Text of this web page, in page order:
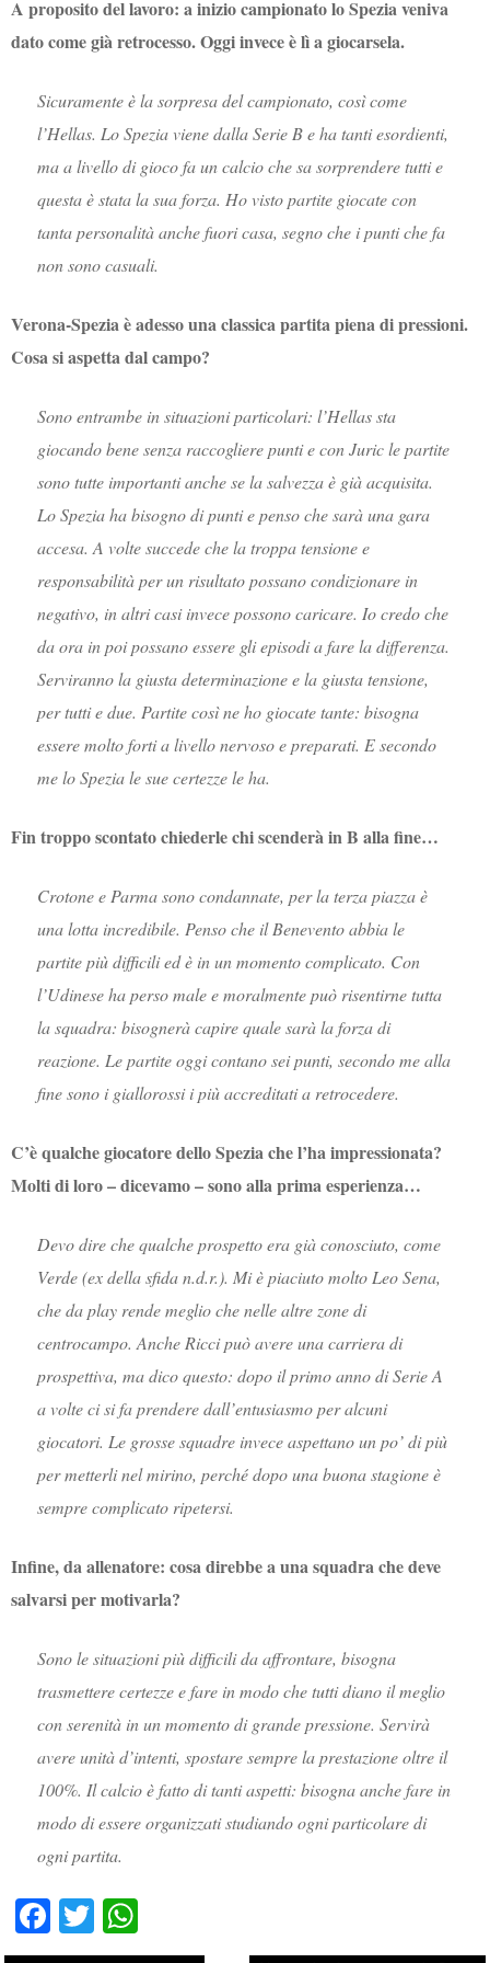
A proposito del lavoro: a inizio campionato lo Spezia veniva
dato come già retrocesso. Oggi invece è lì a giocarsela.
Sicuramente è la sorpresa del campionato, così come
l’Hellas. Lo Spezia viene dalla Serie B e ha tanti esordienti,
ma a livello di gioco fa un calcio che sa sorprendere tutti e
questa è stata la sua forza. Ho visto partite giocate con
tanta personalità anche fuori casa, segno che i punti che fa
non sono casuali.
Verona-Spezia è adesso una classica partita piena di pressioni.
Cosa si aspetta dal campo?
Sono entrambe in situazioni particolari: l’Hellas sta
giocando bene senza raccogliere punti e con Juric le partite
sono tutte importanti anche se la salvezza è già acquisita.
Lo Spezia ha bisogno di punti e penso che sarà una gara
accesa. A volte succede che la troppa tensione e
responsabilità per un risultato possano condizionare in
negativo, in altri casi invece possono caricare. Io credo che
da ora in poi possano essere gli episodi a fare la differenza.
Serviranno la giusta determinazione e la giusta tensione,
per tutti e due. Partite così ne ho giocate tante: bisogna
essere molto forti a livello nervoso e preparati. E secondo
me lo Spezia le sue certezze le ha.
Fin troppo scontato chiederle chi scenderà in B alla fine…
Crotone e Parma sono condannate, per la terza piazza è
una lotta incredibile. Penso che il Benevento abbia le
partite più difficili ed è in un momento complicato. Con
l’Udinese ha perso male e moralmente può risentirne tutta
la squadra: bisognerà capire quale sarà la forza di
reazione. Le partite oggi contano sei punti, secondo me alla
fine sono i giallorossi i più accreditati a retrocedere.
C’è qualche giocatore dello Spezia che l’ha impressionata?
Molti di loro – dicevamo – sono alla prima esperienza…
Devo dire che qualche prospetto era già conosciuto, come
Verde (ex della sfida n.d.r.). Mi è piaciuto molto Leo Sena,
che da play rende meglio che nelle altre zone di
centrocampo. Anche Ricci può avere una carriera di
prospettiva, ma dico questo: dopo il primo anno di Serie A
a volte ci si fa prendere dall’entusiasmo per alcuni
giocatori. Le grosse squadre invece aspettano un po’ di più
per metterli nel mirino, perché dopo una buona stagione è
sempre complicato ripetersi.
Infine, da allenatore: cosa direbbe a una squadra che deve
salvarsi per motivarla?
Sono le situazioni più difficili da affrontare, bisogna
trasmettere certezze e fare in modo che tutti diano il meglio
con serenità in un momento di grande pressione. Servirà
avere unità d’intenti, spostare sempre la prestazione oltre il
100%. Il calcio è fatto di tanti aspetti: bisogna anche fare in
modo di essere organizzati studiando ogni particolare di
ogni partita.
Fa
ce
T
wiha